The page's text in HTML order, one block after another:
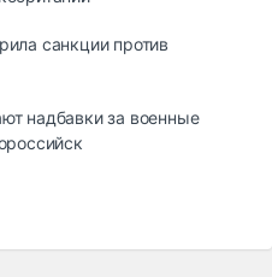
санкции против
надбавки за военные